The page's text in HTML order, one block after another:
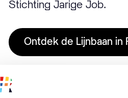
Stichting Jarige Job.
Ontdek de Lijnbaan in